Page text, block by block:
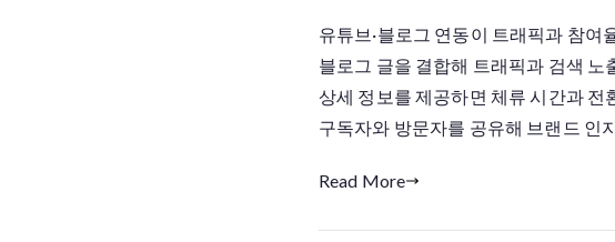
튜
브
블
로
효
유튜브·블로그 연동이 트래픽과 참
블로그 글을 결합해 트래픽과 검색
상세 정보를 제공하면 체류 시간과 전
구독자와 방문자를 공유해 브랜드 인
Read More